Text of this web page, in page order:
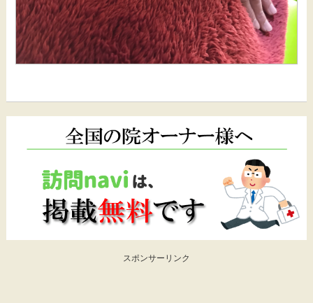
スポンサーリンク